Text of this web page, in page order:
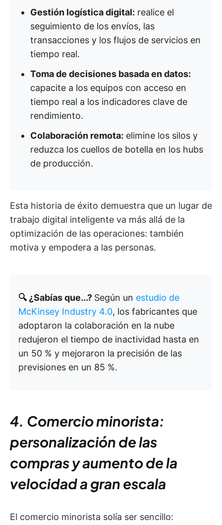
Gestión logística digital: realice el
seguimiento de los envíos, las
transacciones y los flujos de servicios en
tiempo real.
Toma de decisiones basada en datos:
capacite a los equipos con acceso en
tiempo real a los indicadores clave de
rendimiento.
Colaboración remota: elimine los silos y
reduzca los cuellos de botella en los hubs
de producción.
Esta historia de éxito demuestra que un lugar de
trabajo digital inteligente va más allá de la
optimización de las operaciones: también
motiva y empodera a las personas.
🔍 ¿Sabías que...? Según un estudio de
McKinsey Industry 4.0, los fabricantes que
adoptaron la colaboración en la nube
redujeron el tiempo de inactividad hasta en
un 50 % y mejoraron la precisión de las
previsiones en un 85 %.
4. Comercio minorista:
personalización de las
compras y aumento de la
velocidad a gran escala
El comercio minorista solía ser sencillo: